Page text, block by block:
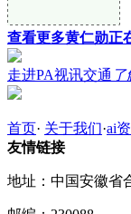
查看更多黄仁勋正
走进PA视讯交通
首页· 关于我们·ai
友情链接
地址：中国安徽省